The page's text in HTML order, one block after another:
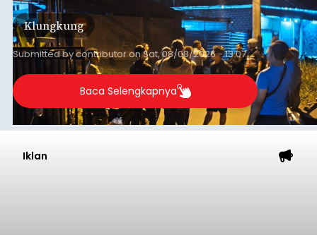
kini menimpa seorang pemuda asal Kabupaten
Sumba Barat Daya (SBD), Nusa Tenggara Timur
(NTT).
Klungkung
Submitted bycontributoronSat, 08/08/2026 - 13:07
Baca Selengkapnya
Iklan